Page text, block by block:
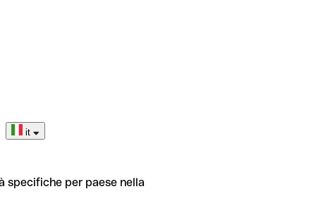
it
specifiche per paese nella